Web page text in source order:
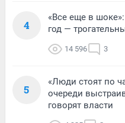
4
«Все еще в
год —
14 596 3
5
«Люди стоят по
очереди
говорят власти